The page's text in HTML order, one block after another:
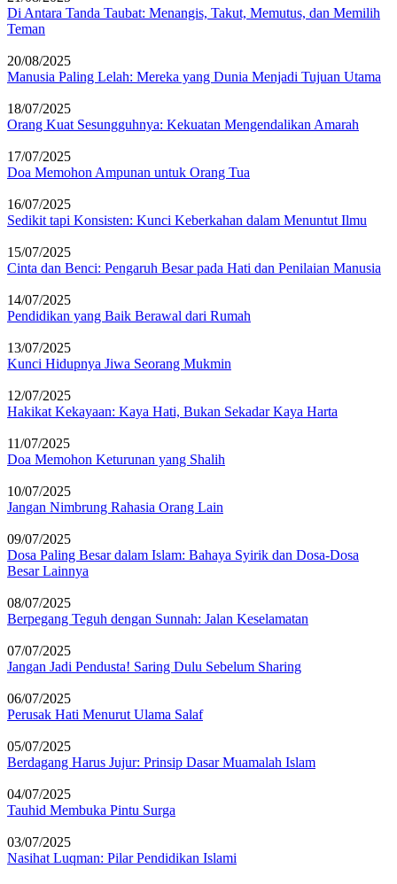
Di Antara Tanda Taubat: Menangis, Takut, Memutus, dan Memilih
Teman
20/08/2025
Manusia Paling Lelah: Mereka yang Dunia Menjadi Tujuan Utama
18/07/2025
Orang Kuat Sesungguhnya: Kekuatan Mengendalikan Amarah
17/07/2025
Doa Memohon Ampunan untuk Orang Tua
16/07/2025
Sedikit tapi Konsisten: Kunci Keberkahan dalam Menuntut Ilmu
15/07/2025
Cinta dan Benci: Pengaruh Besar pada Hati dan Penilaian Manusia
14/07/2025
Pendidikan yang Baik Berawal dari Rumah
13/07/2025
Kunci Hidupnya Jiwa Seorang Mukmin
12/07/2025
Hakikat Kekayaan: Kaya Hati, Bukan Sekadar Kaya Harta
11/07/2025
Doa Memohon Keturunan yang Shalih
10/07/2025
Jangan Nimbrung Rahasia Orang Lain
09/07/2025
Dosa Paling Besar dalam Islam: Bahaya Syirik dan Dosa-Dosa
Besar Lainnya
08/07/2025
Berpegang Teguh dengan Sunnah: Jalan Keselamatan
07/07/2025
Jangan Jadi Pendusta! Saring Dulu Sebelum Sharing
06/07/2025
Perusak Hati Menurut Ulama Salaf
05/07/2025
Berdagang Harus Jujur: Prinsip Dasar Muamalah Islam
04/07/2025
Tauhid Membuka Pintu Surga
03/07/2025
Nasihat Luqman: Pilar Pendidikan Islami